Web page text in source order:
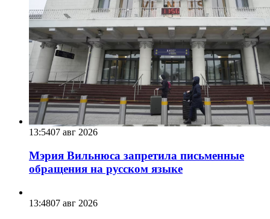
13:5407 авг 2026
Мэрия Вильнюса запретила письменные
обращения на русском языке
13:4807 авг 2026